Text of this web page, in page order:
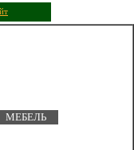
МЕБЕЛЬ